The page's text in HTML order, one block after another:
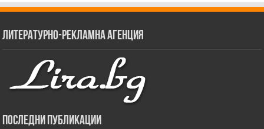
Литературно-рекламна агенция
Последни публикации